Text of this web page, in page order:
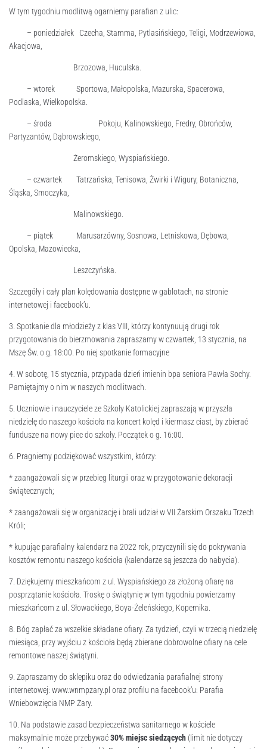
W tym tygodniu modlitwą ogarniemy parafian z ulic:
– poniedziałek Czecha, Stamma, Pytlasińskiego, Teligi, Modrzewiowa,
Akacjowa,
Brzozowa, Huculska.
– wtorek Sportowa, Małopolska, Mazurska, Spacerowa,
Podlaska, Wielkopolska.
– środa Pokoju, Kalinowskiego, Fredry, Obrońców,
Partyzantów, Dąbrowskiego,
Żeromskiego, Wyspiańskiego.
– czwartek Tatrzańska, Tenisowa, Żwirki i Wigury, Botaniczna,
Śląska, Smoczyka,
Malinowskiego.
– piątek Marusarzówny, Sosnowa, Letniskowa, Dębowa,
Opolska, Mazowiecka,
Leszczyńska.
Szczegóły i cały plan kolędowania dostępne w gablotach, na stronie
internetowej i facebook’u.
3. Spotkanie dla młodzieży z klas VIII, którzy kontynuują drugi rok
przygotowania do bierzmowania zapraszamy w czwartek, 13 stycznia, na
Mszę Św. o g. 18:00. Po niej spotkanie formacyjne
4. W sobotę, 15 stycznia, przypada dzień imienin bpa seniora Pawła Sochy.
Pamiętajmy o nim w naszych modlitwach.
5. Uczniowie i nauczyciele ze Szkoły Katolickiej zapraszają w przyszła
niedzielę do naszego kościoła na koncert kolęd i kiermasz ciast, by zbierać
fundusze na nowy piec do szkoły. Początek o g. 16:00.
6. Pragniemy podziękować wszystkim, którzy:
* zaangażowali się w przebieg liturgii oraz w przygotowanie dekoracji
świątecznych;
* zaangażowali się w organizację i brali udział w VII Żarskim Orszaku Trzech
Króli;
* kupując parafialny kalendarz na 2022 rok, przyczynili się do pokrywania
kosztów remontu naszego kościoła (kalendarze są jeszcza do nabycia).
7. Dziękujemy mieszkańcom z ul. Wyspiańskiego za złożoną ofiarę na
posprzątanie kościoła. Troskę o świątynię w tym tygodniu powierzamy
mieszkańcom z ul. Słowackiego, Boya-Żeleńskiego, Kopernika.
8. Bóg zapłać za wszelkie składane ofiary. Za tydzień, czyli w trzecią niedzielę
miesiąca, przy wyjściu z kościoła będą zbierane dobrowolne ofiary na cele
remontowe naszej świątyni.
9. Zapraszamy do sklepiku oraz do odwiedzania parafialnej strony
internetowej: www.wnmpzary.pl oraz profilu na facebook’u: Parafia
Wniebowzięcia NMP Żary.
10. Na podstawie zasad bezpieczeństwa sanitarnego w kościele
maksymalnie może przebywać30% miejsc siedzących (limit nie dotyczy